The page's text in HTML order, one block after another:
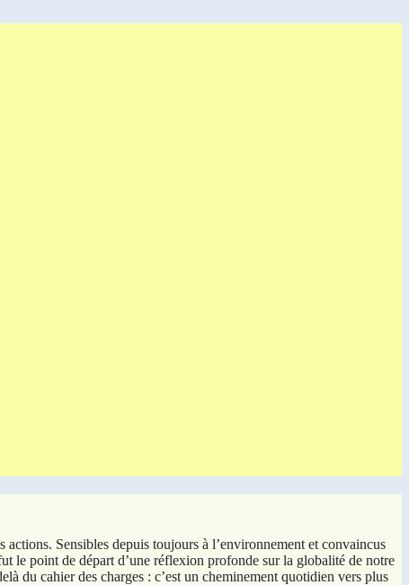
Sensibles depuis toujours à l’environnement et convaincus
le point de départ d’une réflexion profonde sur la globalité de notre
du cahier des charges : c’est un cheminement quotidien vers plus